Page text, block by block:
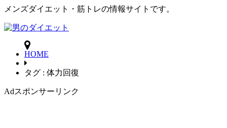
メンズダイエット・筋トレの情報サイトです。
HOME
タグ : 体力回復
Adスポンサーリンク